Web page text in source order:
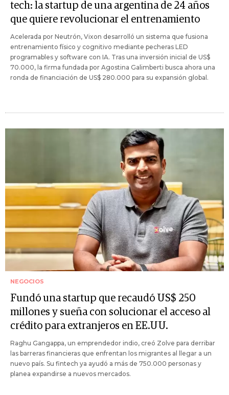
tech: la startup de una argentina de 24 años
que quiere revolucionar el entrenamiento
Acelerada por Neutrón, Vixon desarrolló un sistema que fusiona
entrenamiento físico y cognitivo mediante pecheras LED
programables y software con IA. Tras una inversión inicial de US$
70.000, la firma fundada por Agostina Galimberti busca ahora una
ronda de financiación de US$ 280.000 para su expansión global.
NEGOCIOS
Fundó una startup que recaudó US$ 250
millones y sueña con solucionar el acceso al
crédito para extranjeros en EE.UU.
Raghu Gangappa, un emprendedor indio, creó Zolve para derribar
las barreras financieras que enfrentan los migrantes al llegar a un
nuevo país. Su fintech ya ayudó a más de 750.000 personas y
planea expandirse a nuevos mercados.